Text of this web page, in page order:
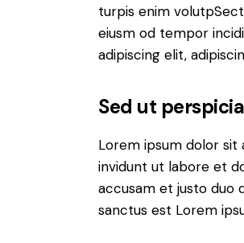
turpis enim
eiusm od tempor
adipiscing elit,
Sed ut
Lorem ipsum dolor
invidunt ut labore et
accusam et justo duo
sanctus est Lorem